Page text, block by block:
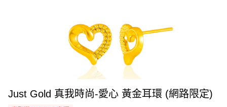
Just Gold 真我時尚-愛心 黃金耳環 (網路限定)